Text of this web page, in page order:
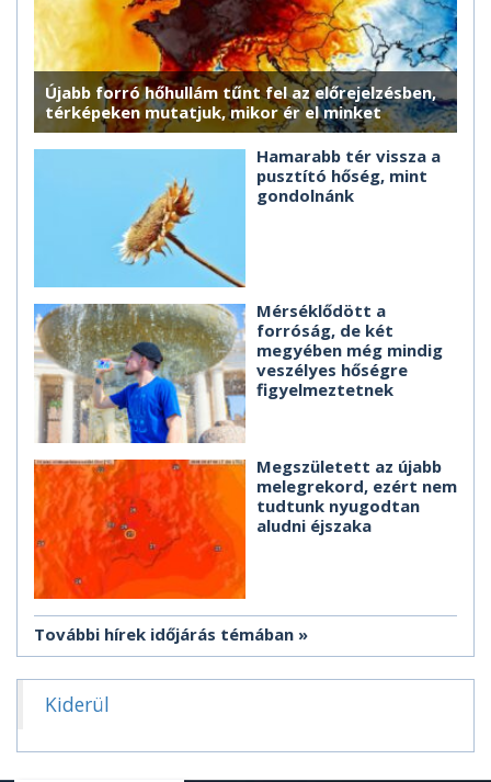
Újabb forró hőhullám tűnt fel az előrejelzésben,
térképeken mutatjuk, mikor ér el minket
Hamarabb tér vissza a
pusztító hőség, mint
gondolnánk
Mérséklődött a
forróság, de két
megyében még mindig
veszélyes hőségre
figyelmeztetnek
Megszületett az újabb
melegrekord, ezért nem
tudtunk nyugodtan
aludni éjszaka
További hírek időjárás témában
Kiderül